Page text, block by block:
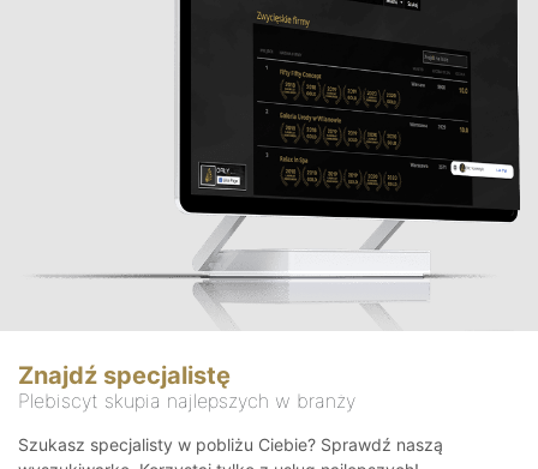
Znajdź specjalistę
Plebiscyt skupia najlepszych w branży
Szukasz specjalisty w pobliżu Ciebie? Sprawdź naszą